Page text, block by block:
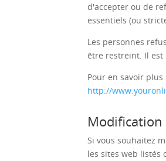
d'accepter ou de
essentiels (ou
Les personnes
être restreint. Il est
Pour en savoir
http://
Modification
Si vous souhaitez
les sites web listés